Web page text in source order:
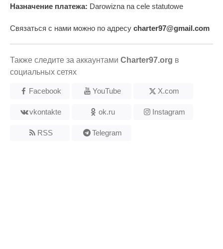
Назначение платежа: Darowizna na cele statutowe
Связаться с нами можно по адресу charter97@gmail.com
Также следите за аккаунтами Charter97.org в
социальных сетях
Facebook YouTube X.com
vkontakte ok.ru Instagram
RSS Telegram